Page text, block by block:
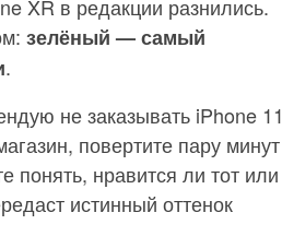
XR в редакции разнились.
зелёный — самый
.
не заказывать iPhone 11
повертите пару минут
понять, нравится ли тот или
истинный оттенок